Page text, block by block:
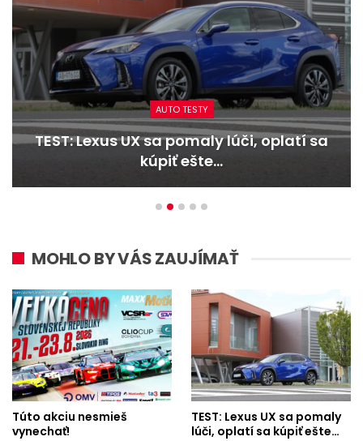
AUTO TESTY
TEST: Dacia Duster hybrid-G 150 4×4 –
Trojitý útok
MOHLO BY VÁS ZAUJÍMAŤ
Túto akciu nesmieš
vynechať!
TEST: Lexus UX sa pomaly
lúči, oplatí sa kúpiť ešte…